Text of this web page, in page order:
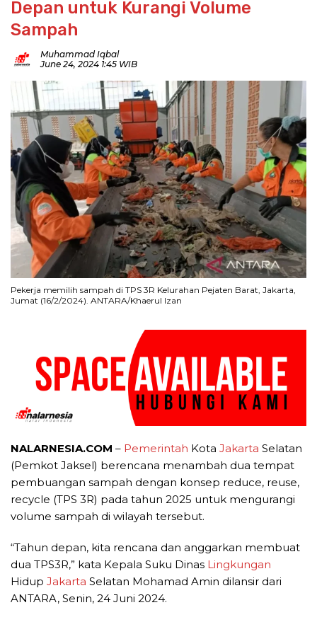
Depan untuk Kurangi Volume
Sampah
Muhammad Iqbal
June 24, 2024 1:45 WIB
Pekerja memilih sampah di TPS 3R Kelurahan Pejaten Barat, Jakarta,
Jumat (16/2/2024). ANTARA/Khaerul Izan
NALARNESIA.COM – Pemerintah Kota Jakarta Selatan
(Pemkot Jaksel) berencana menambah dua tempat
pembuangan sampah dengan konsep reduce, reuse,
recycle (TPS 3R) pada tahun 2025 untuk mengurangi
volume sampah di wilayah tersebut.
“Tahun depan, kita rencana dan anggarkan membuat
dua TPS3R,” kata Kepala Suku Dinas Lingkungan
Hidup Jakarta Selatan Mohamad Amin dilansir dari
ANTARA, Senin, 24 Juni 2024.